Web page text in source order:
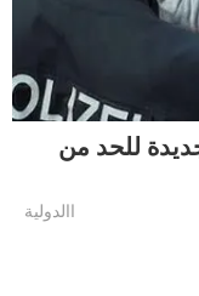
للحد من
االدولية